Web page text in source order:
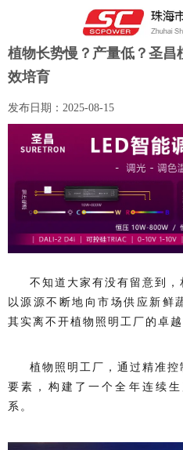
植物长势慢？产量低？圣昌
效培育
发布日期： 2025-08-15
不知道大家有没有留意到
以源源不断地向市场供应新鲜
其实离不开植物照明工厂的卓
植物照明工厂，通过精准
要素，构建了一个全年连续
系。